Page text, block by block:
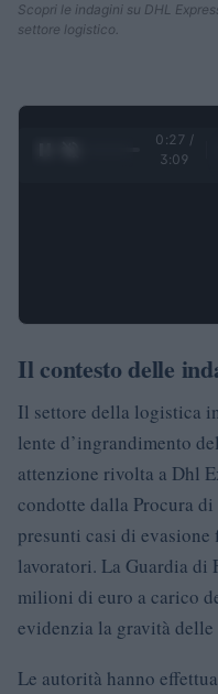
Scopri le indagini su DHL
settore logistico.
0:28 /
3:09
Il contesto delle
Il settore della logistica
lente d’ingrandimento
attenzione rivolta a Dhl
condotte dalla Procura
presunti casi di
lavoratori. La Guardia di
milioni di euro a carico
evidenzia la gravità delle
Le autorità hanno